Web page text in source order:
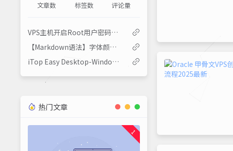
文章数 标签数 评论量
VPS主机开启Root用户密码登录
【Markdown语法】字体颜色大小及文字底色设置
iTop Easy Desktop-Windows电脑桌面整理神器
热门文章
1